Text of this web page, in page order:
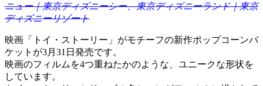
ニュー｜東京ディズニーシー、東京ディズニーランド｜東京
ディズニーリゾート
映画「トイ・ストーリー」がモチーフの新作ポップコーンバ
ケットが3月31日発売です。
映画のフィルムを4つ重ねたかのような、ユニークな形状を
しています。